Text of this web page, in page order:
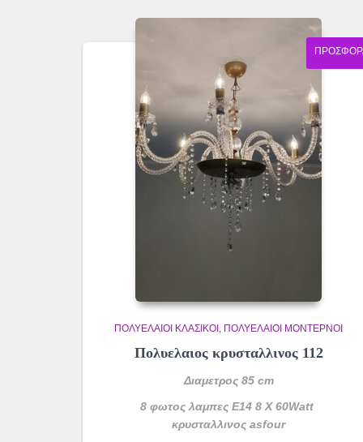
ΠΟΛΥΈΛΑΙΟΙ ΚΛΑΣΙΚΟΊ ΠΟΛΥΈΛΑΙΟΙ ΜΟΝΤΈΡΝΟΙ
Πολυελαιος κρυσταλλινος 112
Διαμετρος 85 cm
8 φωτος λαμπες Ε14 8 Χ 60Watt
κρυσταλλινος asfour